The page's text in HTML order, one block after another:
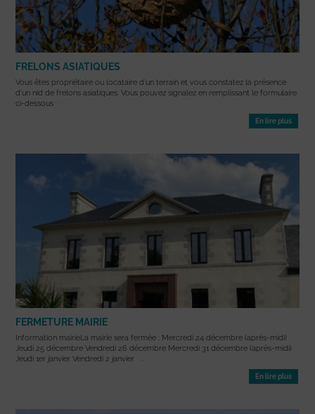
FRELONS ASIATIQUES
Vous êtes propriétaire ou locataire d’un terrain et vous constatez la présence
d’un nid de frelons asiatiques. Vous pouvez signalez en remplissant le formulaire
ci-dessous :
En lire plus
FERMETURE MAIRIE
Information mairieLa mairie sera fermée : Mercredi 24 décembre (après-midi)
Jeudi 25 décembre Vendredi 26 décembre Mercredi 31 décembre (après-midi)
Jeudi 1er janvier Vendredi 2 janvier ...
En lire plus